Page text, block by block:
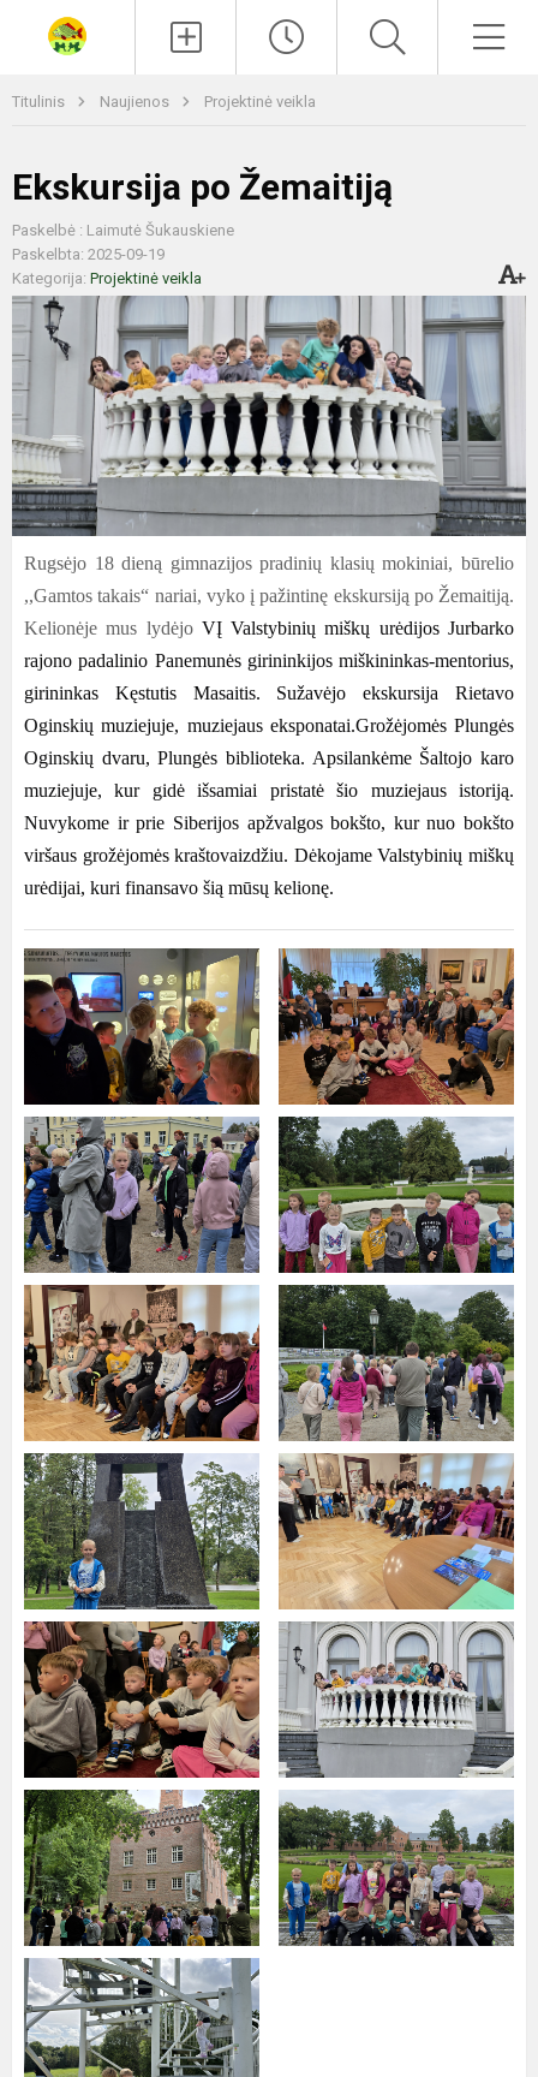
Titulinis Naujienos Projektinė veikla
Ekskursija po Žemaitiją
Paskelbė : Laimutė Šukauskiene
Paskelbta: 2025-09-19
Kategorija: Projektinė veikla
Rugsėjo 18 dieną gimnazijos pradinių klasių mokiniai, būrelio
,,Gamtos takais“ nariai, vyko į pažintinę ekskursiją po Žemaitiją.
Kelionėje mus lydėjo VĮ Valstybinių miškų urėdijos Jurbarko
rajono padalinio Panemunės girininkijos miškininkas-mentorius,
girininkas Kęstutis Masaitis.
Sužavėjo ekskursija Rietavo
Oginskių muziejuje, muziejaus eksponatai.Grožėjomės Plungės
Oginskių dvaru, Plungės biblioteka. Apsilankėme Šaltojo karo
muziejuje, kur gidė išsamiai pristatė šio muziejaus istoriją.
Nuvykome ir prie Siberijos apžvalgos bokšto, kur nuo bokšto
viršaus grožėjomės kraštovaizdžiu. Dėkojame Valstybinių miškų
urėdijai, kuri finansavo šią mūsų kelionę.